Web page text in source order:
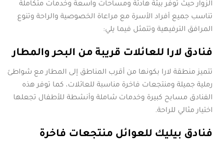
الزوار حيث توفر بيئة هادئة ومساحات واسعة وخدمات متكاملة
تناسب جميع أفراد الأسرة مع مراعاة الخصوصية والراحة وتنوع
المرافق الترفيهية وتتمثل فيما يلي:
فنادق لارا للعائلات قريبة من البحر والمطار
تتميز منطقة لارا بكونها من أقرب المناطق إلى المطار مع شواطئ
رملية جميلة ومنتجعات فاخرة مناسبة للعائلات، كما توفر هذه
الفنادق مسابح كبيرة وخدمات شاملة وأنشطة للأطفال تجعلها
اختيار مثالي للراحة.
فنادق بيليك للعوائل منتجعات فاخرة